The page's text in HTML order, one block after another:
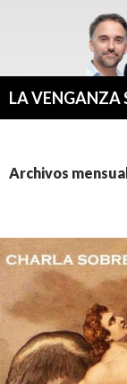
LA VENGANZA
Archivos